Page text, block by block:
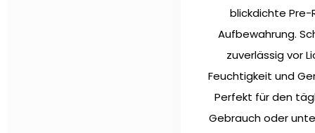
blickdichte Pre-
Aufbewahrung.
zuverlässig vor
Feuchtigkeit und
Perfekt für den
Gebrauch oder